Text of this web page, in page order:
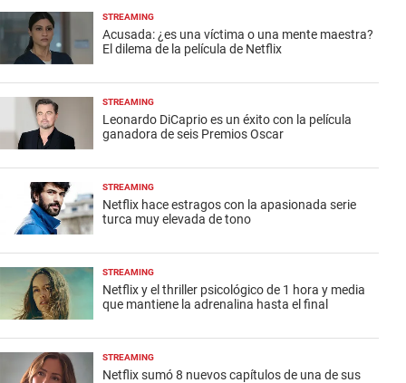
STREAMING
Acusada: ¿es una víctima o una mente maestra?
El dilema de la película de Netflix
STREAMING
Leonardo DiCaprio es un éxito con la película
ganadora de seis Premios Oscar
STREAMING
Netflix hace estragos con la apasionada serie
turca muy elevada de tono
STREAMING
Netflix y el thriller psicológico de 1 hora y media
que mantiene la adrenalina hasta el final
STREAMING
Netflix sumó 8 nuevos capítulos de una de sus